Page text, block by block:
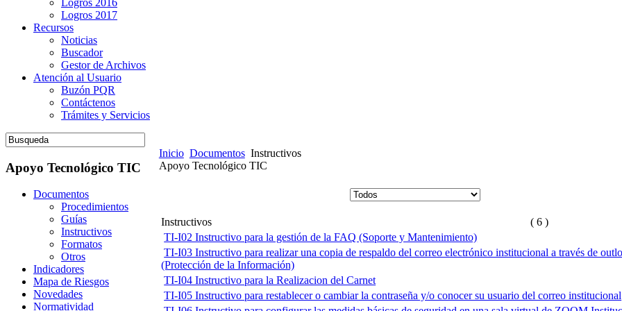
Logros 2016
Logros 2017
Recursos
Noticias
Buscador
Gestor de Archivos
Atención al Usuario
Buzón PQR
Contáctenos
Trámites y Servicios
Apoyo Tecnológico TIC
Documentos
Procedimientos
Guías
Instructivos
Formatos
Otros
Indicadores
Mapa de Riesgos
Novedades
Normatividad
Inicio Documentos Instructivos
Apoyo Tecnológico TIC
Instructivos
( 6 )
TI-I02 Instructivo para la gestión de la FAQ (Soporte y Mantenimiento)
TI-I03 Instructivo para realizar una copia de respaldo del correo electrónico institucional a través de
(Protección de la Información)
TI-I04 Instructivo para la Realizacion del Carnet
TI-I05 Instructivo para restablecer o cambiar la contraseña y/o conocer su usuario del correo institucional